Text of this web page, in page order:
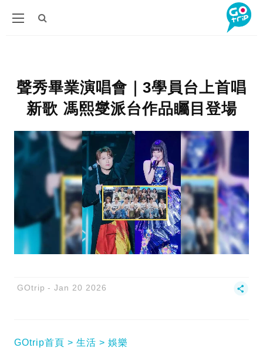
聲秀畢業演唱會｜3學員台上首唱
新歌 馮熙燮派台作品矚目登場
GOtrip Jan 20 2026
GOtrip首頁 生活 娛樂